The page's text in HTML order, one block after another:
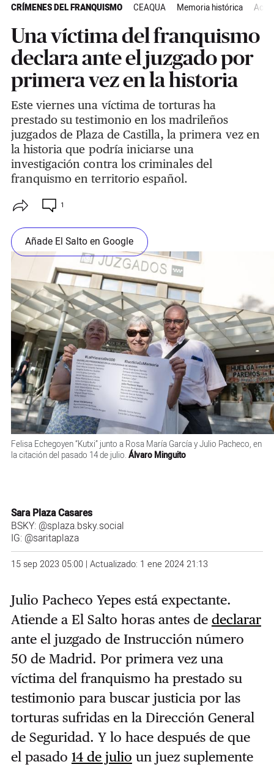
CRÍMENES DEL FRANQUISMO CEAQUA Memoria histórica
Una víctima del franquismo
declara ante el juzgado por
primera vez en la historia
Este viernes una víctima de torturas ha
prestado su testimonio en los madrileños
juzgados de Plaza de Castilla, la primera vez en
la historia que podría iniciarse una
investigación contra los criminales del
franquismo en territorio español.
1
Añade El Salto en Google
Felisa Echegoyen “Kutxi” junto a Rosa María García y Julio Pacheco, en
la citación del pasado 14 de julio. Álvaro Minguito
Sara Plaza Casares
BSKY: @splaza.bsky.social
IG: @saritaplaza
15 sep 2023 05:00 | Actualizado: 1 ene 2024 21:13
Julio Pacheco Yepes está expectante.
Atiende a El Salto horas antes de declarar
ante el juzgado de Instrucción número
50 de Madrid. Por primera vez una
víctima del franquismo ha prestado su
testimonio para buscar justicia por las
torturas sufridas en la Dirección General
de Seguridad. Y lo hace después de que
el pasado 14 de julio un juez suplemente